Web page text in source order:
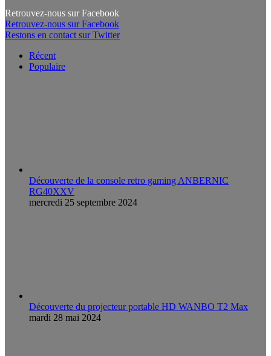
Retrouvez-nous sur Facebook
Retrouvez-nous sur Facebook
Restons en contact sur Twitter
Récent
Populaire
Découverte de la console retro gaming ANBERNIC
RG40XXV
mercredi 25 septembre 2024
Découverte du projecteur portable HD WANBO T2 Max
mardi 28 mai 2024